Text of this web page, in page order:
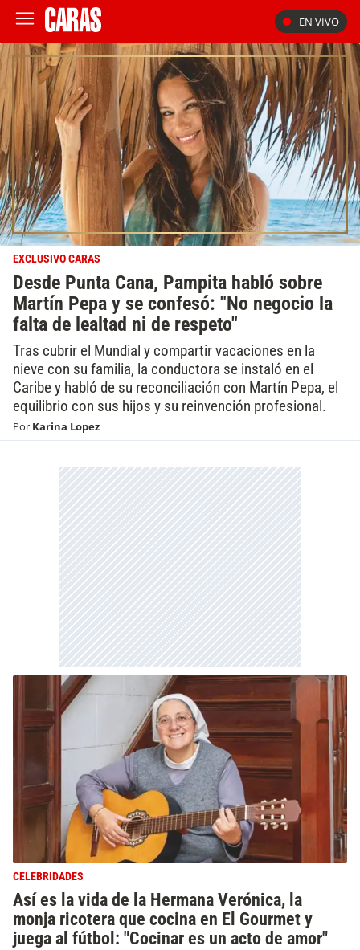
EN VIVO
EXCLUSIVO CARAS
Desde Punta Cana, Pampita habló sobre
Martín Pepa y se confesó: "No negocio la
falta de lealtad ni de respeto"
Tras cubrir el Mundial y compartir vacaciones en la
nieve con su familia, la conductora se instaló en el
Caribe y habló de su reconciliación con Martín Pepa, el
equilibrio con sus hijos y su reinvención profesional.
Por Karina Lopez
CELEBRIDADES
Así es la vida de la Hermana Verónica, la
monja ricotera que cocina en El Gourmet y
juega al fútbol: "Cocinar es un acto de amor"